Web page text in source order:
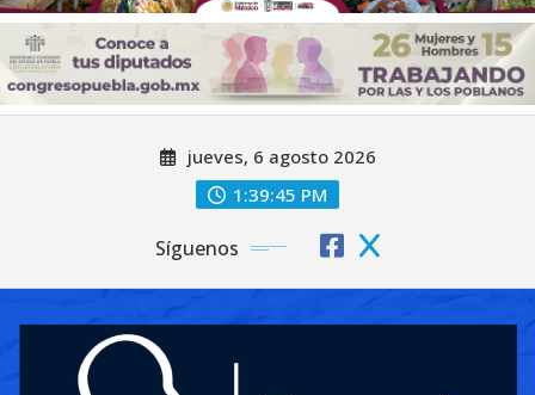
jueves, 6 agosto 2026
1:39:47 PM
Síguenos